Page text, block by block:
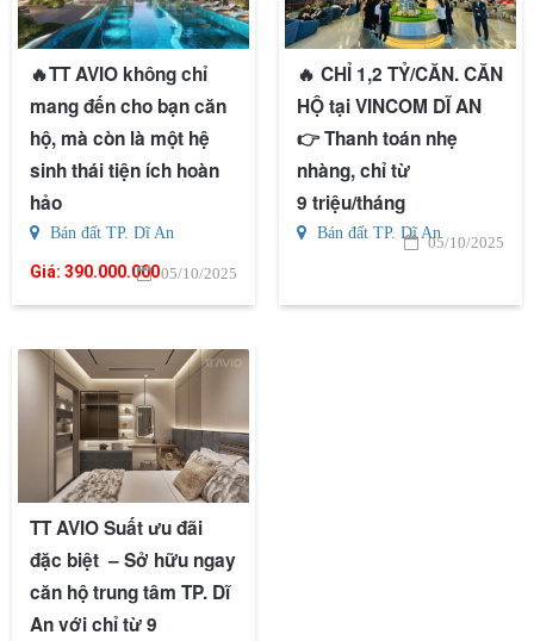
🔥TT AVIO không chỉ
mang đến cho bạn căn
hộ, mà còn là một hệ
sinh thái tiện ích hoàn
hảo
Bán đất TP. Dĩ An
Giá: 390.000.00005/10/2025
🔥 CHỈ 1,2 TỶ/CĂN. CĂN
HỘ tại VINCOM DĨ AN
👉 Thanh toán nhẹ
nhàng, chỉ từ
9 triệu/tháng
Bán đất TP. Dĩ An
05/10/2025
TT AVIO Suất ưu đãi
đặc biệt – Sở hữu ngay
căn hộ trung tâm TP. Dĩ
An với chỉ từ 9